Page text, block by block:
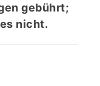
gebührt;
nicht.